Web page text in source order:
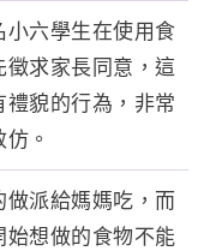
小六學生在使用食
徵求家長同意，這
禮貌的行為，非常
。
做派給媽媽吃，而
始想做的食物不能